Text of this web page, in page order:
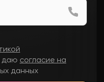
даю согласие на
данных